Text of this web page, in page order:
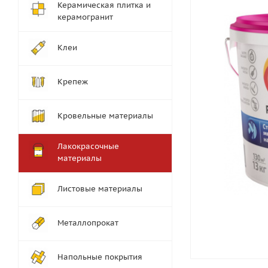
Керамическая плитка и
керамогранит
Клеи
Крепеж
Кровельные материалы
Лакокрасочные
материалы
Листовые материалы
Металлопрокат
Напольные покрытия